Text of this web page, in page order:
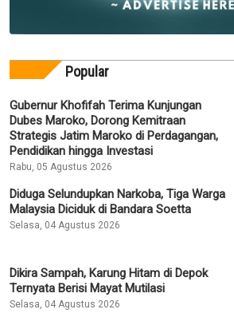
Popular
Gubernur Khofifah Terima Kunjungan
Dubes Maroko, Dorong Kemitraan
Strategis Jatim Maroko di Perdagangan,
Pendidikan hingga Investasi
Rabu, 05 Agustus 2026
Diduga Selundupkan Narkoba, Tiga Warga
Malaysia Diciduk di Bandara Soetta
Selasa, 04 Agustus 2026
Dikira Sampah, Karung Hitam di Depok
Ternyata Berisi Mayat Mutilasi
Selasa, 04 Agustus 2026